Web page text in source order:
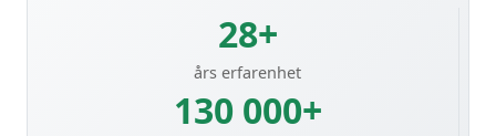
28+
års erfarenhet
130 000+